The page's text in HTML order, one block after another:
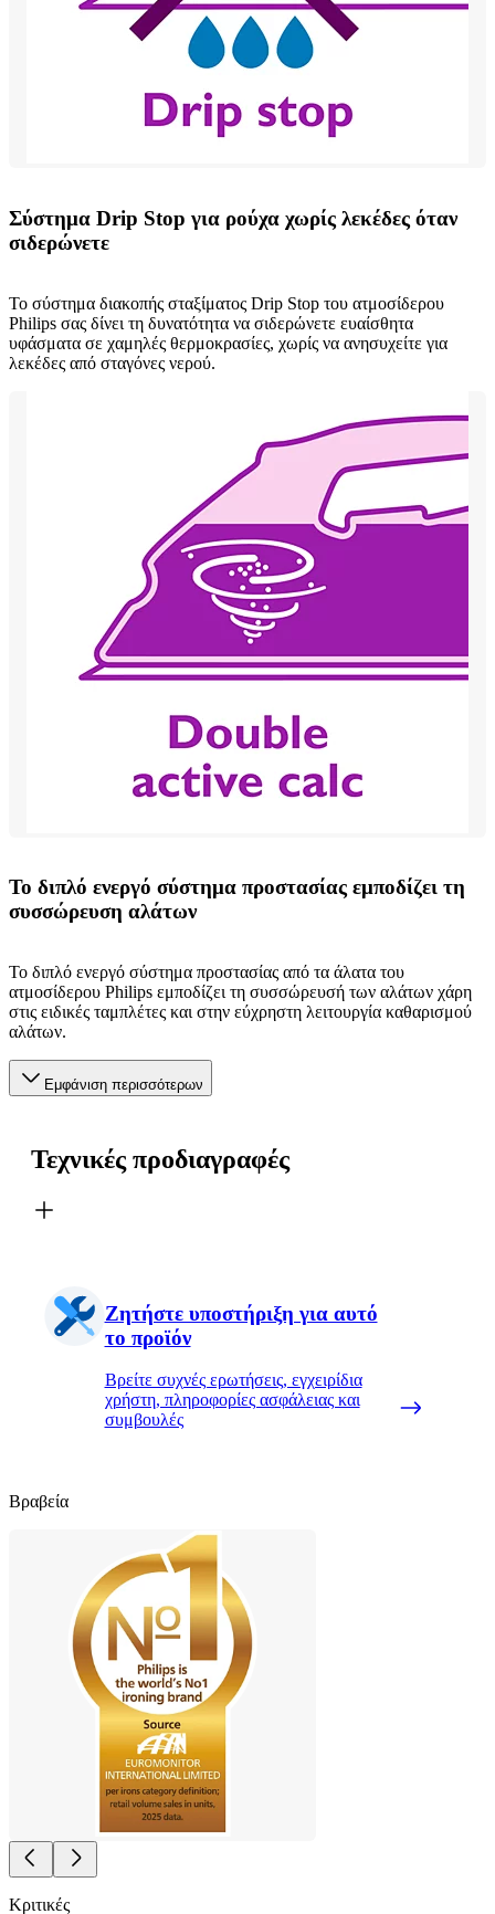
Σύστημα Drip Stop για ρούχα χωρίς λεκέδες όταν
σιδερώνετε
Το σύστημα διακοπής σταξίματος Drip Stop του ατμοσίδερου
Philips σας δίνει τη δυνατότητα να σιδερώνετε ευαίσθητα
υφάσματα σε χαμηλές θερμοκρασίες, χωρίς να ανησυχείτε για
λεκέδες από σταγόνες νερού.
Το διπλό ενεργό σύστημα προστασίας εμποδίζει τη
συσσώρευση αλάτων
Το διπλό ενεργό σύστημα προστασίας από τα άλατα του
ατμοσίδερου Philips εμποδίζει τη συσσώρευσή των αλάτων χάρη
στις ειδικές ταμπλέτες και στην εύχρηστη λειτουργία καθαρισμού
αλάτων.
Εμφάνιση περισσότερων
Τεχνικές προδιαγραφές
Ζητήστε υποστήριξη για αυτό
το προϊόν
Βρείτε συχνές ερωτήσεις, εγχειρίδια
χρήστη, πληροφορίες ασφάλειας και
συμβουλές
Βραβεία
Κριτικές